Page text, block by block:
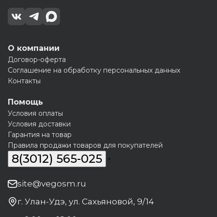
О компании
Договор-оферта
Соглашение на обработку персональных данных
Контакты
Помощь
Условия оплаты
Условия доставки
Гарантия на товар
Правила продажи товаров для покупателей
8(3012) 565-025
site@vegosm.ru
г. Улан-Удэ, ул. Сахьяновой, 9/14